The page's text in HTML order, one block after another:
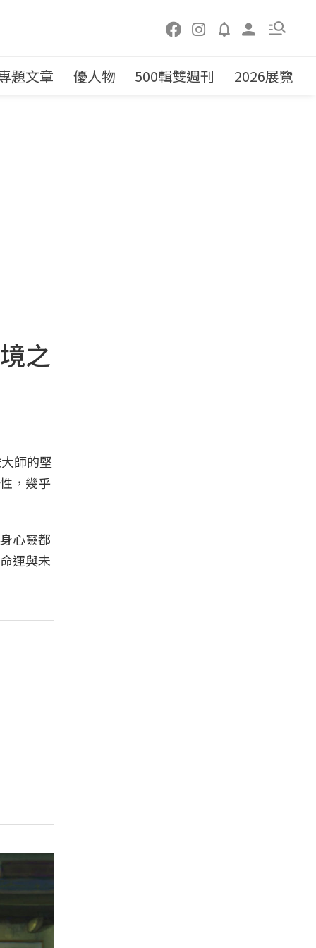
題文章 優人物 500輯雙週刊 2026展覽
之
師的堅
，幾乎
心靈都
運與未